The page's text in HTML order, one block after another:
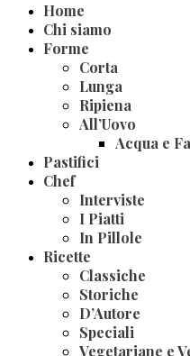
Home
Chi siamo
Forme
Corta
Lunga
Ripiena
All’Uovo
Acqua e
Pastifici
Chef
Interviste
I Piatti
In Pillole
Ricette
Classiche
Storiche
D’Autore
Speciali
Vegetariane e